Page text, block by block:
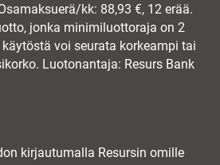
kk: 88,93 €, 12 erää.
jonka minimiluottoraja on 2
voi seurata korkeampi tai
Luotonantaja: Resurs Bank
kirjautumalla Resursin omille